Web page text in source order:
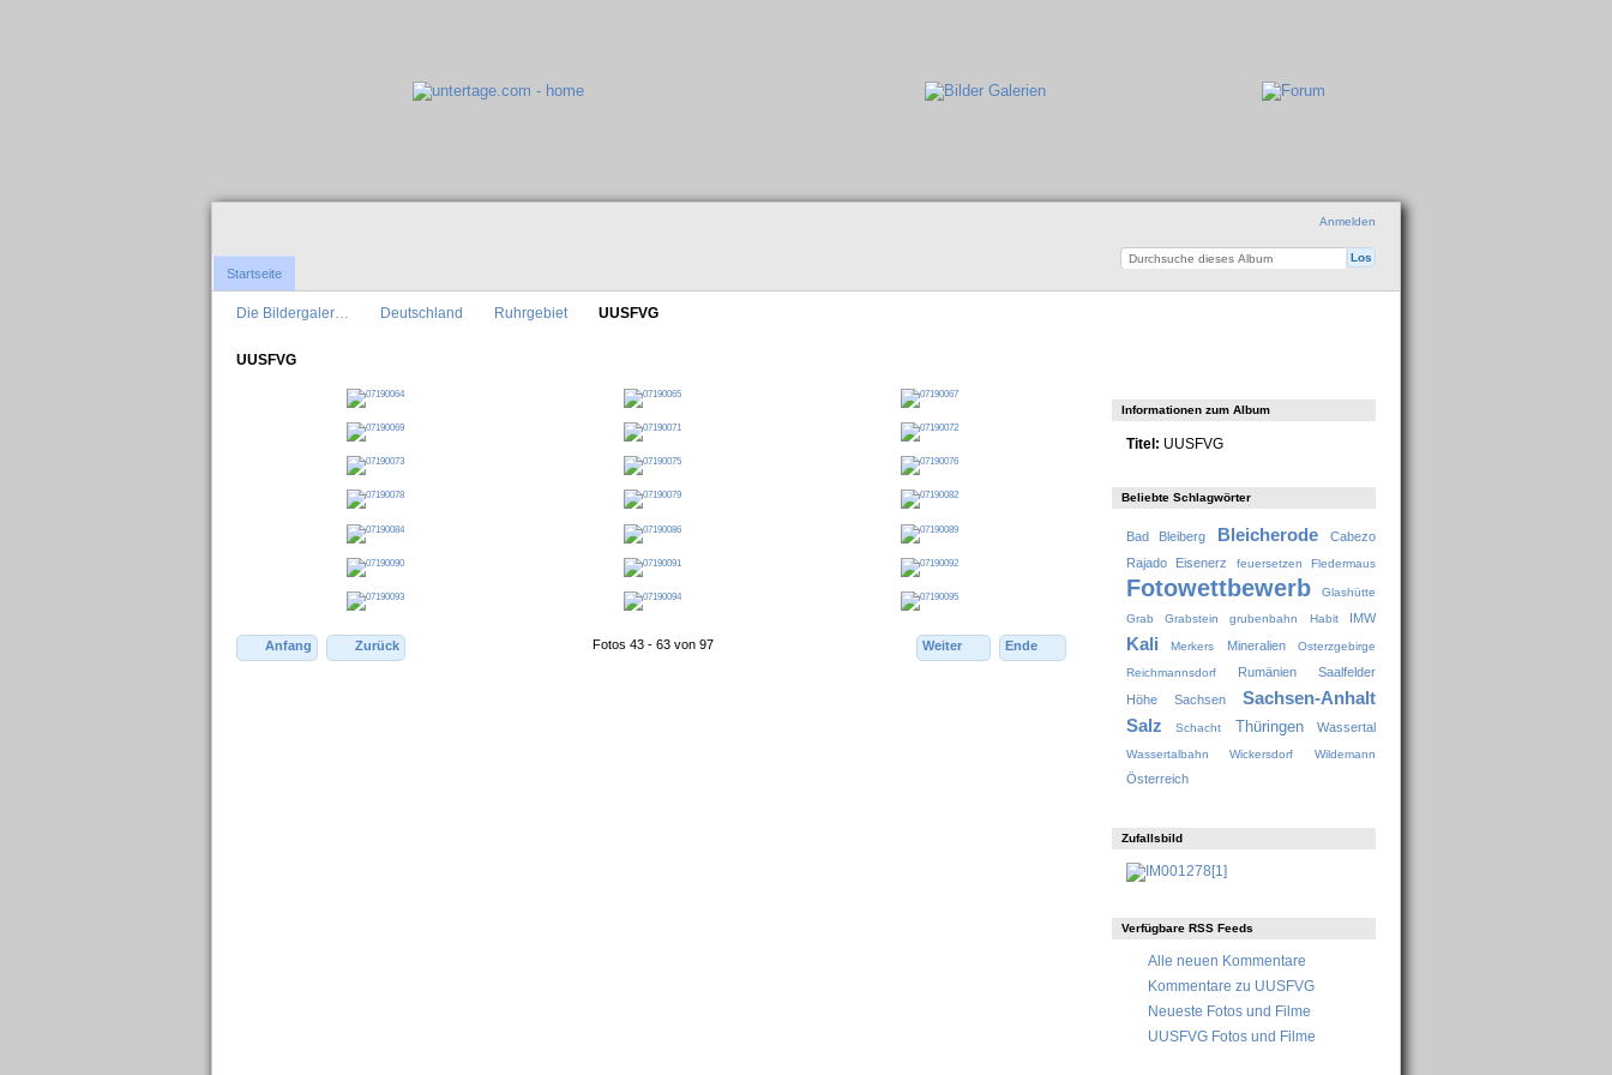
Anmelden
Startseite
Die Bildergaler… Deutschland Ruhrgebiet UUSFVG
UUSFVG
Anfang Zurück Fotos 43 - 63 von 97 Weiter Ende
Informationen zum Album
Titel: UUSFVG
Beliebte Schlagwörter
Bad Bleiberg Bleicherode
Cabezo
Rajado
Eisenerz feuersetzen Fledermaus
Fotowettbewerb
Glashütte
Grab
Grabstein grubenbahn Habit IMW
Kali Merkers Mineralien
Osterzgebirge
Reichmannsdorf
Rumänien
Saalfelder
Höhe
Sachsen
Sachsen-Anhalt
Salz
Schacht Thüringen Wassertal
Wassertalbahn Wickersdorf Wildemann
Österreich
Zufallsbild
Verfügbare RSS Feeds
Alle neuen Kommentare
Kommentare zu UUSFVG
Neueste Fotos und Filme
UUSFVG Fotos und Filme